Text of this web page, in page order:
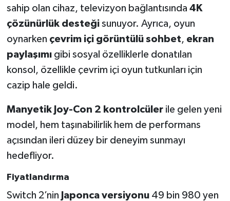
sahip olan cihaz, televizyon bağlantısında 4K
çözünürlük desteğisunuyor. Ayrıca, oyun
oynarken çevrim içi görüntülü sohbet, ekran
paylaşımıgibi sosyal özelliklerle donatılan
konsol, özellikle çevrim içi oyun tutkunları için
cazip hale geldi.
Manyetik Joy-Con 2 kontrolcülerile gelen yeni
model, hem taşınabilirlik hem de performans
açısından ileri düzey bir deneyim sunmayı
hedefliyor.
Fiyatlandırma
Switch 2’nin Japonca versiyonu49 bin 980 yen